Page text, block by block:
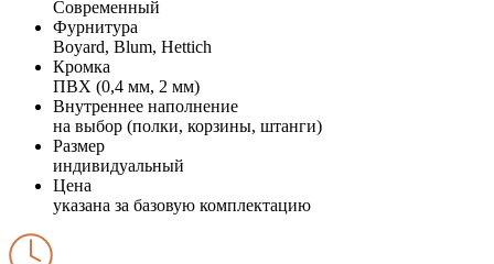
Современный
Фурнитура
Boyard, Blum, Hettich
Кромка
ПВХ (0,4 мм, 2 мм)
Внутреннее наполнение
на выбор (полки, корзины, штанги)
Размер
индивидуальный
Цена
указана за базовую комплектацию